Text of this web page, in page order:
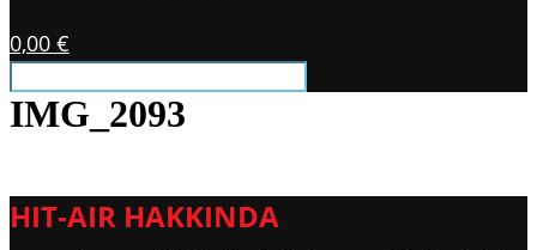
0,00 €
IMG_2093
HIT-AIR HAKKINDA